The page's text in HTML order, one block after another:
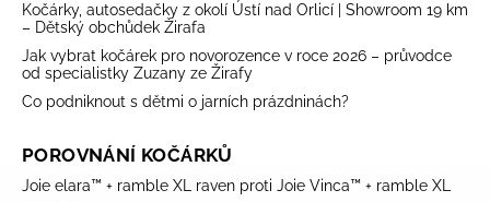
Kočárky, autosedačky z okolí Ústí nad Orlicí | Showroom 19 km
– Dětský obchůdek Žirafa
Jak vybrat kočárek pro novorozence v roce 2026 – průvodce
od specialistky Zuzany ze Žirafy
Co podniknout s dětmi o jarních prázdninách?
POROVNÁNÍ KOČÁRKŮ
Joie elara™ + ramble XL raven proti Joie Vinca™ + ramble XL